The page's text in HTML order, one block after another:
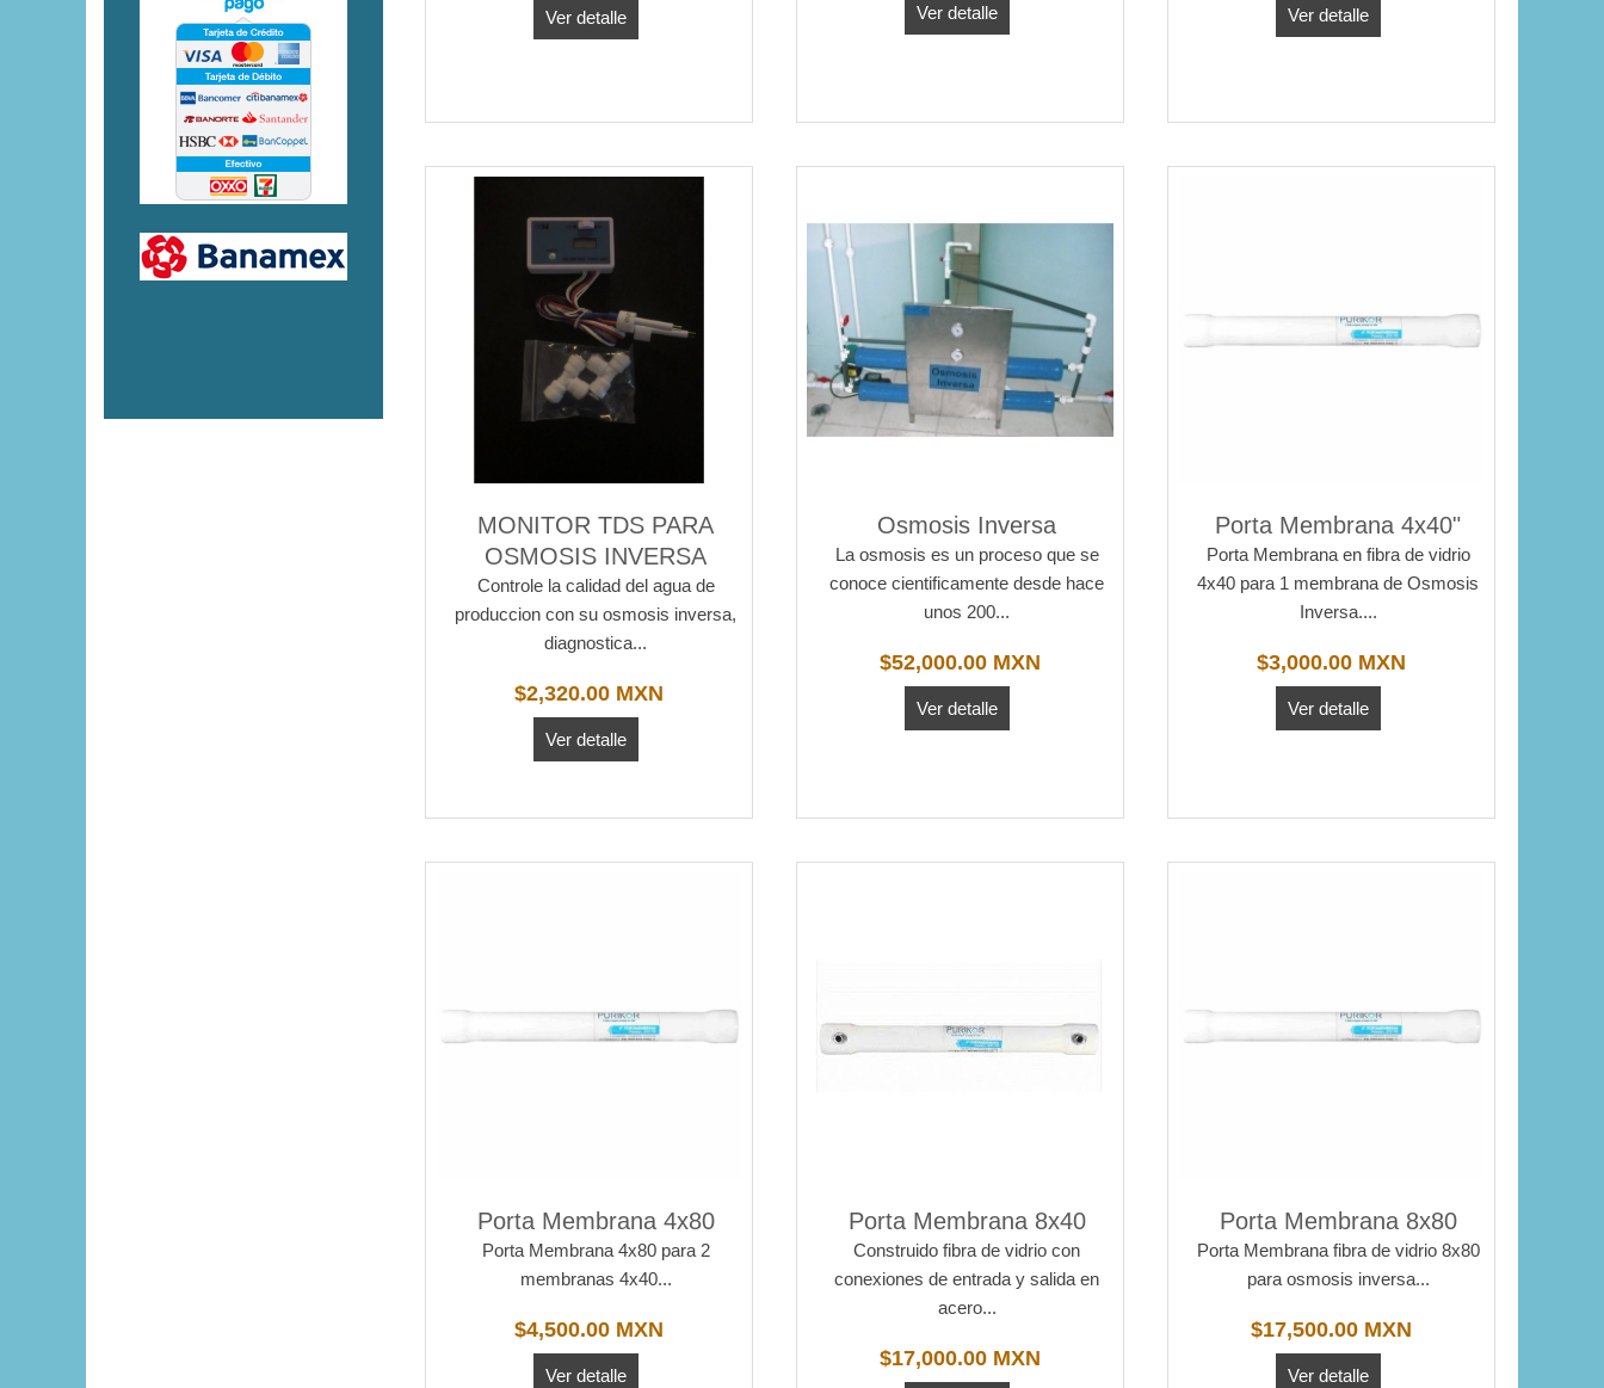
Ver detalle Ver detalle Ver detalle
MONITOR TDS PARA
OSMOSIS INVERSA
Controle la calidad del agua de
produccion con su osmosis inversa,
diagnostica...
$2,320.00 MXN
Ver detalle
Osmosis Inversa
La osmosis es un proceso que se
conoce cientificamente desde hace
unos 200...
$52,000.00 MXN
Ver detalle
Porta Membrana 4x40"
Porta Membrana en fibra de vidrio
4x40 para 1 membrana de Osmosis
Inversa....
$3,000.00 MXN
Ver detalle
Porta Membrana 4x80
Porta Membrana 4x80 para 2
membranas 4x40...
$4,500.00 MXN
Ver detalle
Porta Membrana 8x40
Construido fibra de vidrio con
conexiones de entrada y salida en
acero...
$17,000.00 MXN
Porta Membrana 8x80
Porta Membrana fibra de vidrio 8x80
para osmosis inversa...
$17,500.00 MXN
Ver detalle